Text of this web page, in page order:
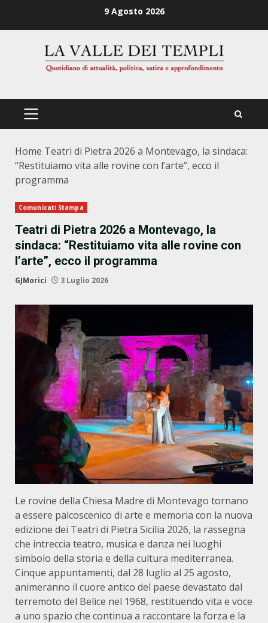
9 Agosto 2026
PRIMÄRES
Home Teatri di Pietra 2026 a Montevago, la sindaca:
“Restituiamo vita alle rovine con l’arte”, ecco il
programma
Comunicati Stampa
Teatri di Pietra 2026 a Montevago, la
sindaca: “Restituiamo vita alle rovine con
l’arte”, ecco il programma
GJMorici 3 Luglio 2026
Le rovine della Chiesa Madre di Montevago tornano
a essere palcoscenico di arte e memoria con la nuova
edizione dei Teatri di Pietra Sicilia 2026, la rassegna
che intreccia teatro, musica e danza nei luoghi
simbolo della storia e della cultura mediterranea.
Cinque appuntamenti, dal 28 luglio al 25 agosto,
animeranno il cuore antico del paese devastato dal
terremoto del Belìce nel 1968, restituendo vita e voce
a uno spazio che continua a raccontare la forza e la